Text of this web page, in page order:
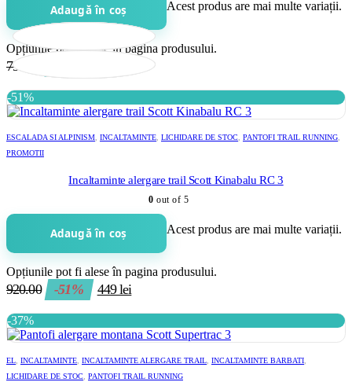
Adaugă în coș Acest produs are mai multe variații.
Opțiunile pot fi alese în pagina produsului.
790.00
-51%
ESCALADA SI ALPINISM INCALTAMINTE LICHIDARE DE STOC PANTOFI TRAIL RUNNING
PROMOTII
Incaltaminte alergare trail Scott Kinabalu RC 3
0 out of 5
Adaugă în coș Acest produs are mai multe variații.
Opțiunile pot fi alese în pagina produsului.
920.00 -51% 449lei
-37%
EL INCALTAMINTE INCALTAMINTE ALERGARE TRAIL INCALTAMINTE BARBATI
LICHIDARE DE STOC PANTOFI TRAIL RUNNING